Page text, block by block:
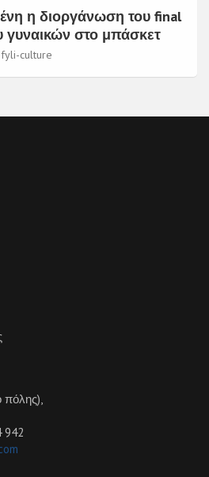
η διοργάνωση του final
στο μπάσκετ
culture
πόλης),
942